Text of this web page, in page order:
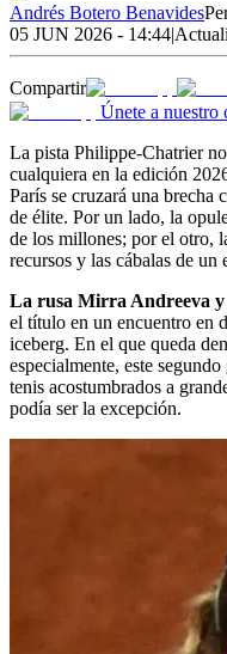
Andrés Botero Benavides
05 JUN 2026 - 14:44|
Compartir
Únete a nuestro
La pista Philippe-Chatrier
cualquiera en la edición
París se cruzará una brecha
de élite. Por un lado, la
de los millones; por el otro,
recursos y las cábalas de un
La rusa Mirra Andreeva
el título en un encuentro en
iceberg. En el que queda
especialmente, este
tenis acostumbrados a
podía ser la excepción.